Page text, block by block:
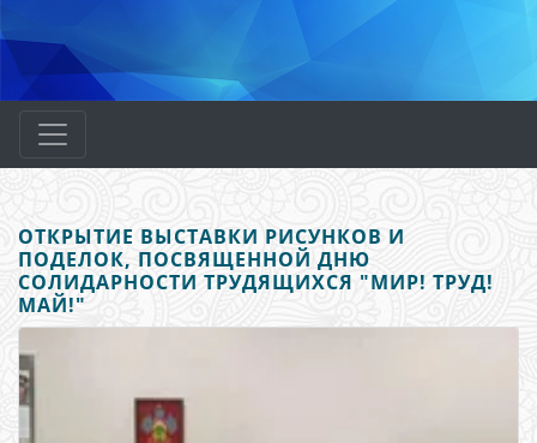
ОТКРЫТИЕ ВЫСТАВКИ РИСУНКОВ И
ПОДЕЛОК, ПОСВЯЩЕННОЙ ДНЮ
СОЛИДАРНОСТИ ТРУДЯЩИХСЯ "МИР! ТРУД!
МАЙ!"